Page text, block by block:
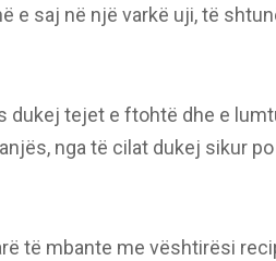
e saj në një varkë uji, të
dukej tejet e ftohtë dhe e
nga të cilat dukej sikur
të mbante me vështirësi